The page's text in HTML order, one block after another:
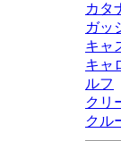
カタ
ガッ
キャ
キャ
ルフ
クリ
クル